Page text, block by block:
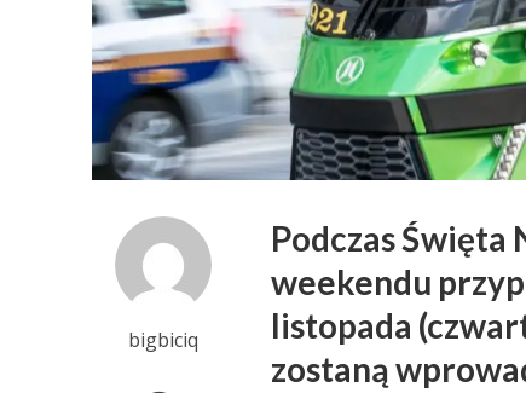
bigbiciq
Podczas Święta
weekendu
listopada
zostaną